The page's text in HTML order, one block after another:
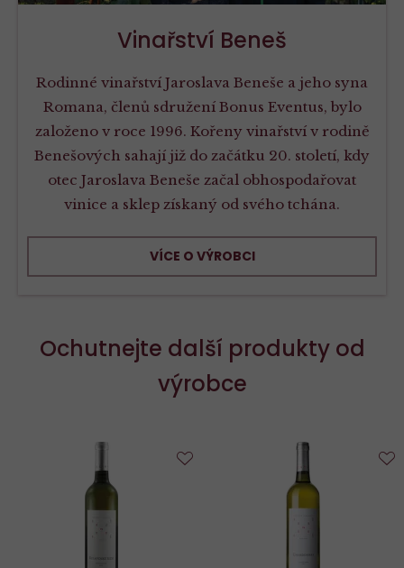
Vinařství Beneš
Rodinné vinařství Jaroslava Beneše a jeho syna
Romana, členů sdružení Bonus Eventus, bylo
založeno v roce 1996. Kořeny vinařství v rodině
Benešových sahají již do začátku 20. století, kdy
otec Jaroslava Beneše začal obhospodařovat
vinice a sklep získaný od svého tchána.
VÍCE O VÝROBCI
Ochutnejte další produkty od
výrobce